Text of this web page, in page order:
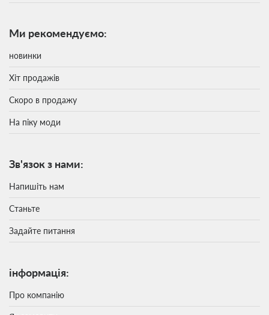
Ми рекомендуємо:
новинки
Хіт продажів
Скоро в продажу
На піку моди
Зв'язок з нами:
Напишіть нам
Станьте
Задайте питання
інформація:
Про компанію